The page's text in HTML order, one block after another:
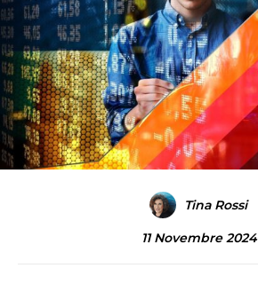
Tina Rossi
11 Novembre 2024